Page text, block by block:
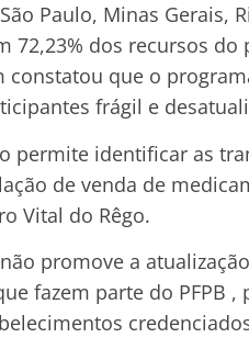
Paulo, Minas Gerais,
72,23% dos recursos
constatou que o
frágil e
permite identificar as
de venda de
Vital do Rêgo.
promove a
fazem parte do PFPB